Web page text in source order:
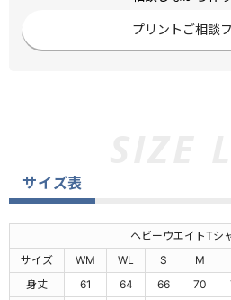
プリントご相談
サイズ表
ヘビーウエイトT
サイズ
WM WL S M
身丈
61 64 66 70